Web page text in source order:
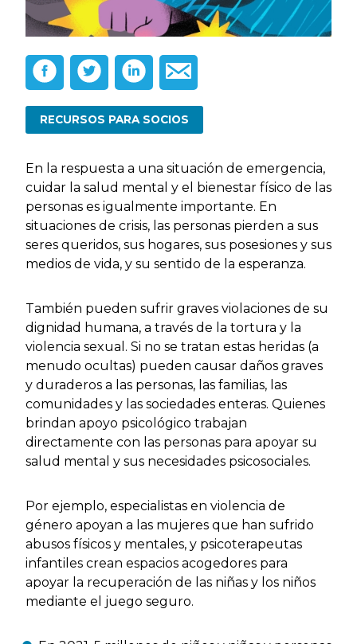
RECURSOS PARA SOCIOS
En la respuesta a una situación de emergencia,
cuidar la salud mental y el bienestar físico de las
personas es igualmente importante. En
situaciones de crisis, las personas pierden a sus
seres queridos, sus hogares, sus posesiones y sus
medios de vida, y su sentido de la esperanza.
También pueden sufrir graves violaciones de su
dignidad humana, a través de la tortura y la
violencia sexual. Si no se tratan estas heridas (a
menudo ocultas) pueden causar daños graves
y duraderos a las personas, las familias, las
comunidades y las sociedades enteras. Quienes
brindan apoyo psicológico trabajan
directamente con las personas para apoyar su
salud mental y sus necesidades psicosociales.
Por ejemplo, especialistas en violencia de
género apoyan a las mujeres que han sufrido
abusos físicos y mentales, y psicoterapeutas
infantiles crean espacios acogedores para
apoyar la recuperación de las niñas y los niños
mediante el juego seguro.